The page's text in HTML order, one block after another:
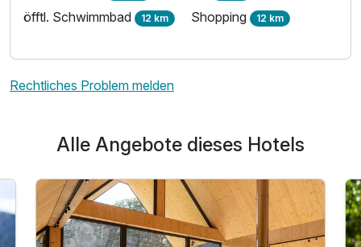
öfftl. Schwimmbad 12 km Shopping 12 km
Rechtliches Problem melden
Alle Angebote dieses Hotels